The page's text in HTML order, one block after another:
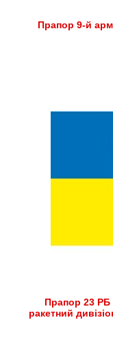
Прапор 9-й
Прапор 23 РБ
ракетний